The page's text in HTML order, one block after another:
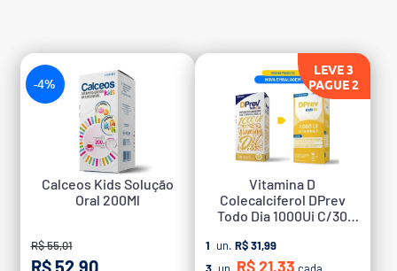
-4%
Calceos Kids Solução
Oral 200Ml
R$ 55,01
LEVE 3
PAGUE 2
Vitamina D
Colecalciferol DPrev
Todo Dia 1000Ui C/30
1 un. R$ 31,99
R$ 21,33